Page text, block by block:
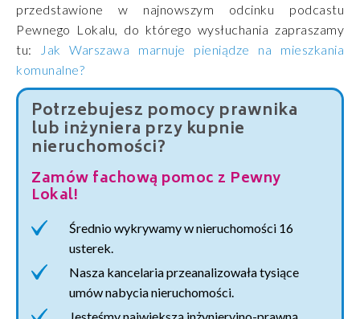
przedstawione w najnowszym odcinku podcastu
Pewnego Lokalu, do którego wysłuchania zapraszamy
tu:
Jak Warszawa marnuje pieniądze na mieszkania
komunalne?
Potrzebujesz pomocy prawnika
lub inżyniera przy kupnie
nieruchomości?
Zamów fachową pomoc z Pewny
Lokal!
Średnio wykrywamy w nieruchomości 16
usterek.
Nasza kancelaria przeanalizowała tysiące
umów nabycia nieruchomości.